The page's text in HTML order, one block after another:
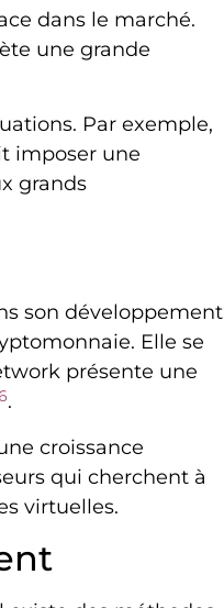
dans le marché.
une grande
Par exemple,
imposer une
grands
son développement
Elle se
présente une
.
croissance
qui cherchent à
virtuelles.